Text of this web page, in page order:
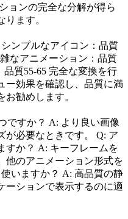
ョンの完全な分解が得ら
ます。
ンプルなアイコン：品質
なアニメーション：品質
品質55-65 完全な変換を行
ー効果を確認し、品質に満
勧めします。
ですか？ A: より良い画像
が必要なときです。 Q: ア
すか？ A: キーフレームを
他のアニメーション形式を
いますか？ A: 高品質の静
ーションで表示するのに適